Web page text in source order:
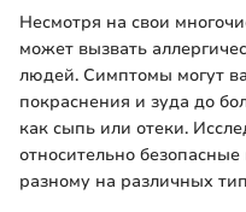
Несмотря на свои
может вызвать
людей. Симптомы могут
покраснения и зуда до
как сыпь или отеки.
относительно
разному на различных